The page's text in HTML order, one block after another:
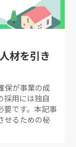
材を引き
保が事業の成
採用には独自
要です。本記事
せるための秘